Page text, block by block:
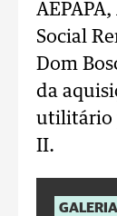
Social
Dom
da
utilitário
II.